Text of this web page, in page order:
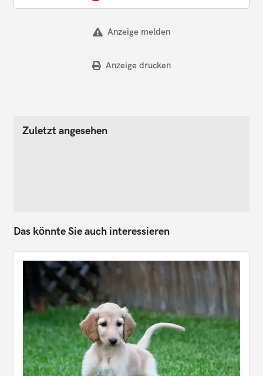
Anzeige melden
Anzeige drucken
Zuletzt angesehen
Das könnte Sie auch interessieren